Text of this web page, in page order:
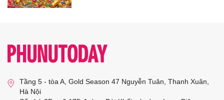
Tầng 5 - tòa A, Gold Season 47 Nguyễn Tuân, Thanh Xuân,
Hà Nội